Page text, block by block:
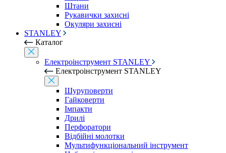
Штани
Рукавички захисні
Окуляри захисні
STANLEY
Каталог
Електроінструмент STANLEY
Електроінструмент STANLEY
Шуруповерти
Гайковерти
Імпакти
Дрилі
Перфоратори
Відбійні молотки
Мультифункціональний інструмент